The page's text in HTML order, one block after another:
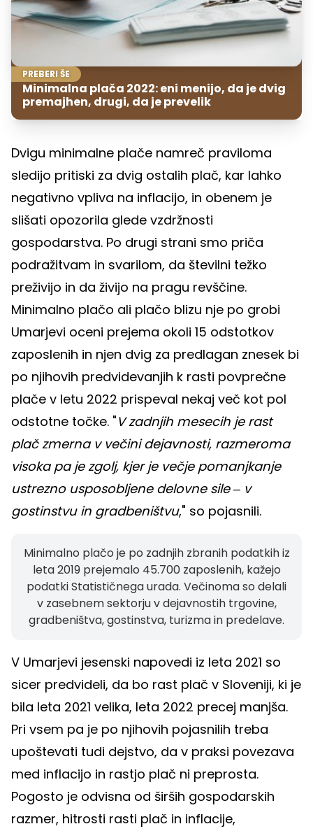
PREBERI ŠE
Minimalna plača 2022: eni menijo, da je dvig
premajhen, drugi, da je prevelik
Dvigu minimalne plače namreč praviloma
sledijo pritiski za dvig ostalih plač, kar lahko
negativno vpliva na inflacijo, in obenem je
slišati opozorila glede vzdržnosti
gospodarstva. Po drugi strani smo priča
podražitvam in svarilom, da številni težko
preživijo in da živijo na pragu revščine.
Minimalno plačo ali plačo blizu nje po grobi
Umarjevi oceni prejema okoli 15 odstotkov
zaposlenih in njen dvig za predlagan znesek bi
po njihovih predvidevanjih k rasti povprečne
plače v letu 2022 prispeval nekaj več kot pol
odstotne točke. "V zadnjih mesecih je rast
plač zmerna v večini dejavnosti, razmeroma
visoka pa je zgolj, kjer je večje pomanjkanje
ustrezno usposobljene delovne sile‒ v
gostinstvu in gradbeništvu," so pojasnili.
Minimalno plačo je po zadnjih zbranih podatkih iz
leta 2019 prejemalo 45.700 zaposlenih, kažejo
podatki Statističnega urada. Večinoma so delali
v zasebnem sektorju v dejavnostih trgovine,
gradbeništva, gostinstva, turizma in predelave.
V Umarjevi jesenski napovedi iz leta 2021 so
sicer predvideli, da bo rast plač v Sloveniji, ki je
bila leta 2021 velika, leta 2022 precej manjša.
Pri vsem pa je po njihovih pojasnilih treba
upoštevati tudi dejstvo, da v praksi povezava
med inflacijo in rastjo plač ni preprosta.
Pogosto je odvisna od širših gospodarskih
razmer, hitrosti rasti plač in inflacije,